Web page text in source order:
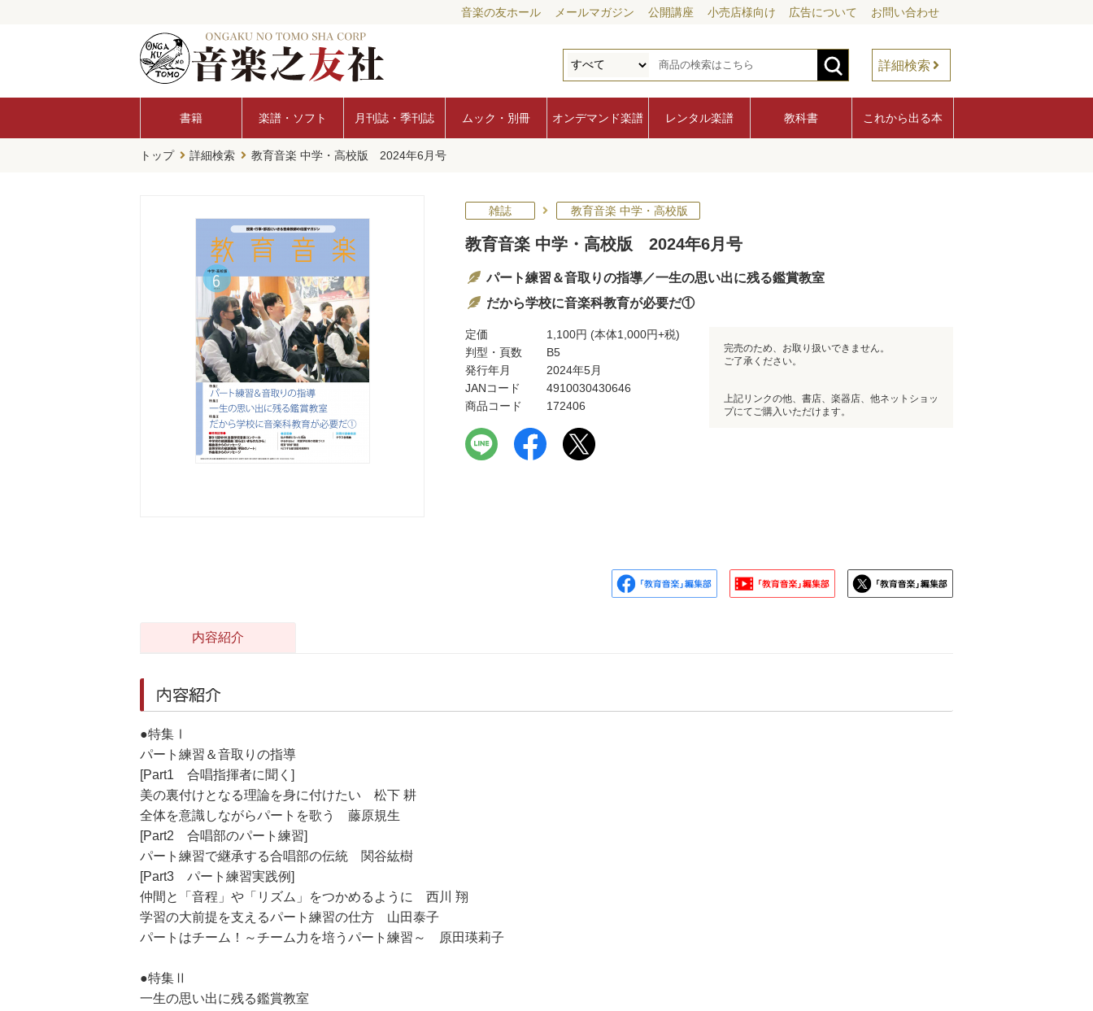
音楽の友ホール メールマガジン 公開講座 小売店様向け 広告について お問い合わせ
詳細検索
書籍 楽譜・ソフト 月刊誌・季刊誌 ムック・別冊 オンデマンド楽譜 レンタル楽譜 教科書 これから出る本
トップ 詳細検索 教育音楽 中学・高校版 2024年6月号
雑誌 教育音楽 中学・高校版
教育音楽 中学・高校版 2024年6月号
パート練習＆音取りの指導／一生の思い出に残る鑑賞教室
だから学校に音楽科教育が必要だ①
定価 1,100円 (本体1,000円+税)
判型・頁数
B5
発行年月
2024年5月
JANコード
4910030430646
商品コード
172406
完売のため、お取り扱いできません。
ご了承ください。
上記リンクの他、書店、楽器店、他ネットショッ
プにてご購入いただけます。
内容紹介
内容紹介
●特集Ⅰ
パート練習＆音取りの指導
[Part1 合唱指揮者に聞く]
美の裏付けとなる理論を身に付けたい 松下 耕
全体を意識しながらパートを歌う 藤原規生
[Part2 合唱部のパート練習]
パート練習で継承する合唱部の伝統 関谷紘樹
[Part3 パート練習実践例]
仲間と「音程」や「リズム」をつかめるように 西川 翔
学習の大前提を支えるパート練習の仕方 山田泰子
パートはチーム！～チーム力を培うパート練習～ 原田瑛莉子
●特集Ⅱ
一生の思い出に残る鑑賞教室